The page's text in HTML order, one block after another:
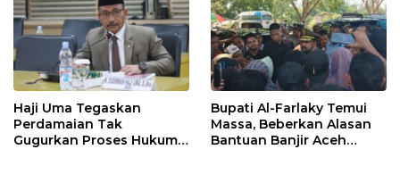
Haji Uma Tegaskan
Perdamaian Tak
Gugurkan Proses Hukum
Bupati Al-Farlaky Temui
Massa, Beberkan Alasan
Bantuan Banjir Aceh